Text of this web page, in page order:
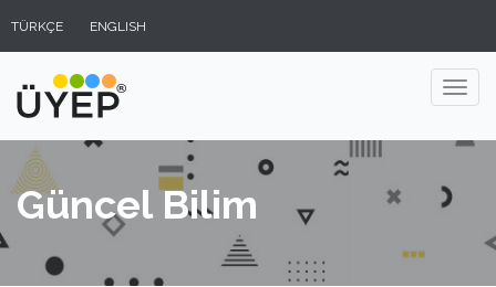
TÜRKÇE ENGLISH
Güncel Bilim